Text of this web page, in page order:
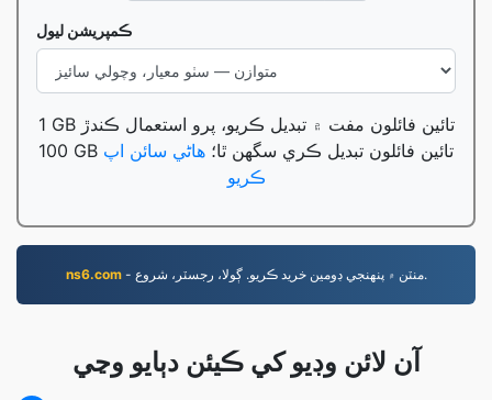
ڪمپريشن ليول
1 GB تائين فائلون مفت ۾ تبديل ڪريو، پرو استعمال ڪندڙ
100 GB تائين فائلون تبديل ڪري سگهن ٿا؛ هاڻي سائن اپ
ڪريو
ns6.com - منٽن ۾ پنهنجي ڊومين خريد ڪريو. ڳولا، رجسٽر، شروع.
آن لائن وڊيو کي ڪيئن دٻايو وڃي